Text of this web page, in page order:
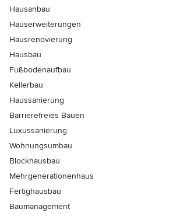
Hausanbau
Hauserweiterungen
Hausrenovierung
Hausbau
Fußbodenaufbau
Kellerbau
Haussanierung
Barrierefreies Bauen
Luxussanierung
Wohnungsumbau
Blockhausbau
Mehrgenerationenhaus
Fertighausbau
Baumanagement